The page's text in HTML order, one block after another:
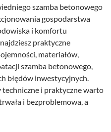
szamba betonowego
gospodarstwa
i komfortu
praktyczne
materiałów,
szamba betonowego,
błędów inwestycyjnych.
techniczne i praktyczne warto
i bezproblemowa, a